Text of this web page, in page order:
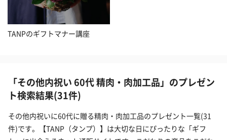
TANPのギフトマナー講座
「その他内祝い 60代 精肉・肉加工品」のプレゼン
ト検索結果(31件)
その他内祝いに60代に贈る精肉・肉加工品のプレゼント一覧(31
件)です。【TANP（タンプ）】は大切な日にぴったりな「ギフ